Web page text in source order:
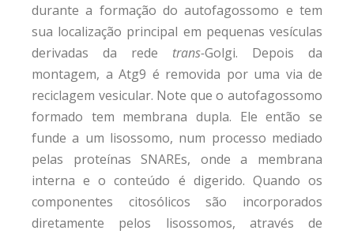
durante a formação do autofagossomo e tem
sua localização principal em pequenas vesículas
derivadas da rede trans-Golgi. Depois da
montagem, a Atg9 é removida por uma via de
reciclagem vesicular. Note que o autofagossomo
formado tem membrana dupla. Ele então se
funde a um lisossomo, num processo mediado
pelas proteínas SNAREs, onde a membrana
interna e o conteúdo é digerido. Quando os
componentes citosólicos são incorporados
diretamente pelos lisossomos, através de